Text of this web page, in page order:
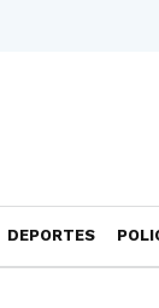
DEPORTES